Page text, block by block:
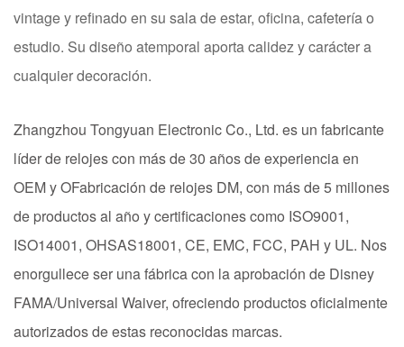
vintage y refinado en su sala de estar, oficina, cafetería o
estudio. Su diseño atemporal aporta calidez y carácter a
cualquier decoración.
Zhangzhou Tongyuan Electronic Co., Ltd. es un fabricante
líder de relojes con más de 30 años de experiencia en
OEM y OFabricación de relojes DM, con más de 5 millones
de productos al año y certificaciones como ISO9001,
ISO14001, OHSAS18001, CE, EMC, FCC, PAH y UL. Nos
enorgullece ser una fábrica con la aprobación de Disney
FAMA/Universal Waiver, ofreciendo productos oficialmente
autorizados de estas reconocidas marcas.